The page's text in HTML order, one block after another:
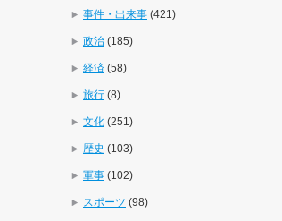
事件・出来事 (421)
政治 (185)
経済 (58)
旅行 (8)
文化 (251)
歴史 (103)
軍事 (102)
スポーツ (98)